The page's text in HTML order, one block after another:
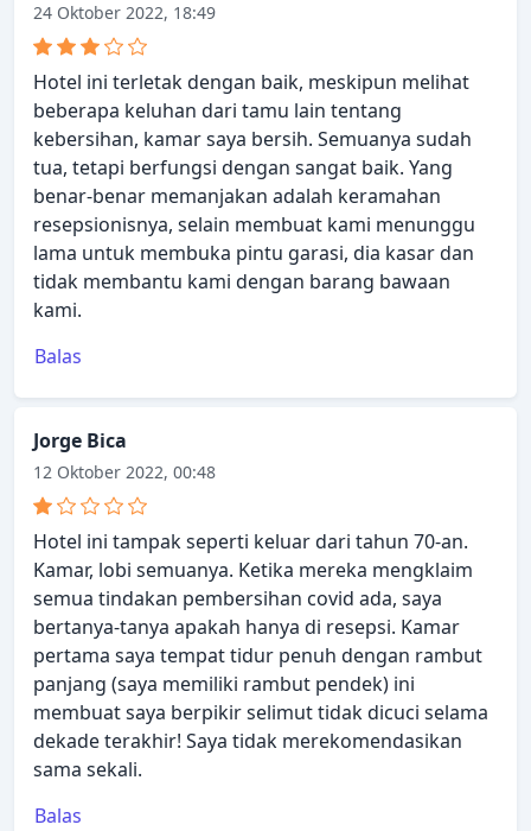
24 Oktober 2022, 18:49
Hotel ini terletak dengan baik, meskipun melihat
beberapa keluhan dari tamu lain tentang
kebersihan, kamar saya bersih. Semuanya sudah
tua, tetapi berfungsi dengan sangat baik. Yang
benar-benar memanjakan adalah keramahan
resepsionisnya, selain membuat kami menunggu
lama untuk membuka pintu garasi, dia kasar dan
tidak membantu kami dengan barang bawaan
kami.
Balas
Jorge Bica
12 Oktober 2022, 00:48
Hotel ini tampak seperti keluar dari tahun 70-an.
Kamar, lobi semuanya. Ketika mereka mengklaim
semua tindakan pembersihan covid ada, saya
bertanya-tanya apakah hanya di resepsi. Kamar
pertama saya tempat tidur penuh dengan rambut
panjang (saya memiliki rambut pendek) ini
membuat saya berpikir selimut tidak dicuci selama
dekade terakhir! Saya tidak merekomendasikan
sama sekali.
Balas